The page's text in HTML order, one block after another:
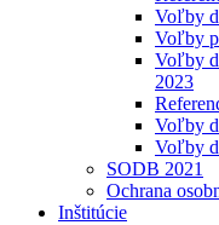
Voľby
Voľby
Voľby
2023
Voľby
Voľby
SODB 2021
Ochrana
Inštitúcie